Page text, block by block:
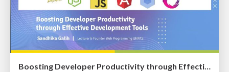
Boosting Developer Productivity through Effective Development Tools